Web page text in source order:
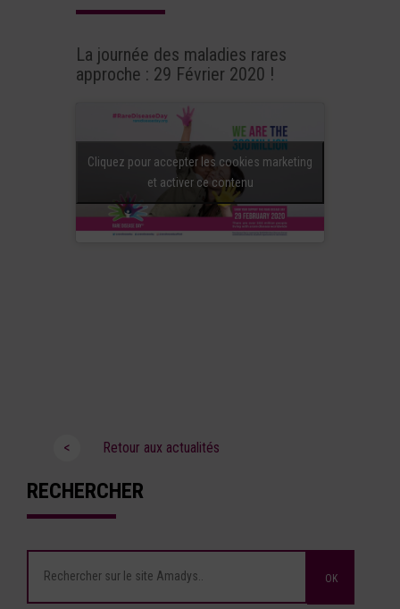
La journée des maladies rares
approche : 29 Février 2020 !
Cliquez pour accepter les cookies marketing
et activer ce contenu
< Retour aux actualités
RECHERCHER